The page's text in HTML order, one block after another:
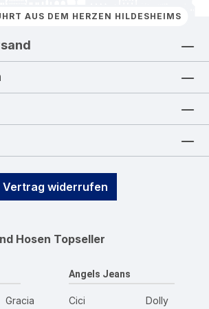
AUS DEM HERZEN HILDESHEIMS
Vertrag widerrufen
Hosen Topseller
Gracia
Angels Jeans
Cici
Dolly